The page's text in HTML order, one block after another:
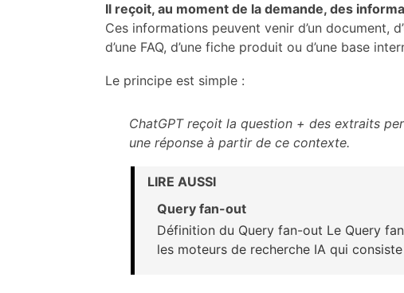
Il reçoit, au moment de la demande, des
Ces informations peuvent venir d’un document,
d’une FAQ, d’une fiche produit ou d’une base
Le principe est simple :
ChatGPT reçoit la question + des extraits
une réponse à partir de ce contexte.
LIRE AUSSI
Query fan-out
Définition du Query fan-out Le Query
les moteurs de recherche IA qui